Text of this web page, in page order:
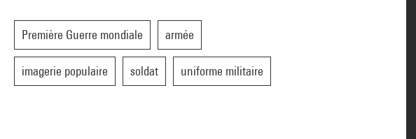
Première Guerre mondiale armée
imagerie populaire soldat uniforme militaire